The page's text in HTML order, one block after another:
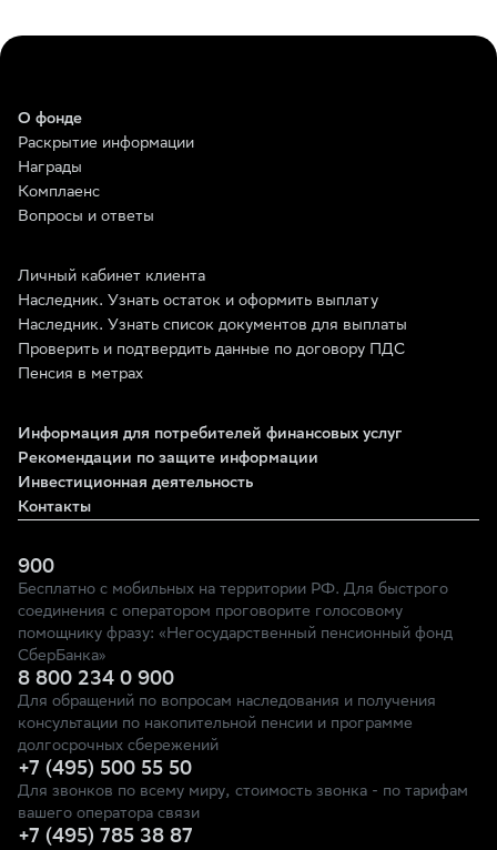
О фонде
Раскрытие информации
Награды
Комплаенс
Вопросы и ответы
Личный кабинет клиента
Наследник. Узнать остаток и оформить выплату
Наследник. Узнать список документов для выплаты
Проверить и подтвердить данные по договору ПДС
Пенсия в метрах
Информация для потребителей финансовых услуг
Рекомендации по защите информации
Инвестиционная деятельность
Контакты
900
Бесплатно с мобильных на территории РФ. Для быстрого
соединения с оператором проговорите голосовому
помощнику фразу: «Негосударственный пенсионный фонд
СберБанка»
8 800 234 0 900
Для обращений по вопросам наследования и получения
консультации по накопительной пенсии и программе
долгосрочных сбережений
+7 (495) 500 55 50
Для звонков по всему миру, стоимость звонка - по тарифам
вашего оператора связи
+7 (495) 785 38 87